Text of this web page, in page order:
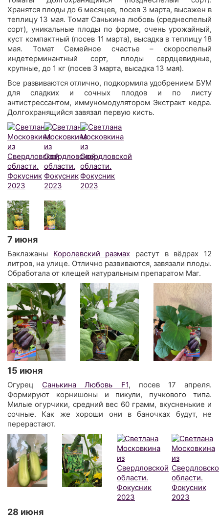
Хранятся плоды до 6 месяцев, посев 3 марта, высажен в
теплицу 13 мая. Томат Санькина любовь (среднеспелый
сорт), уникальные плоды по форме, очень урожайный,
куст компактный (посев 11 марта), высадка в теплицу 18
мая. Томат Семейное счастье – скороспелый
индетерминантный сорт, плоды сердцевидные,
крупные, до 1 кг (посев 3 марта, высадка 13 мая).
Все развиваются отлично, подкормила удобрением БУМ
для сладких и сочных плодов и по листу
антистрессантом, иммуномодулятором Экстракт кедра.
Долгохранящийся завязал первую кисть.
7 июня
Баклажаны Королевский размах растут в вёдрах 12
литров, на улице. Отлично развиваются, завязали плоды.
Обработала от клещей натуральным препаратом Маг.
15 июня
Огурец Санькина Любовь F1, посев 17 апреля.
Формируют корнишоны и пикули, пучкового типа.
Милые огурчики, средний вес 60 грамм, вкусненькие и
сочные. Как же хороши они в баночках будут, не
перерастают.
28 июня